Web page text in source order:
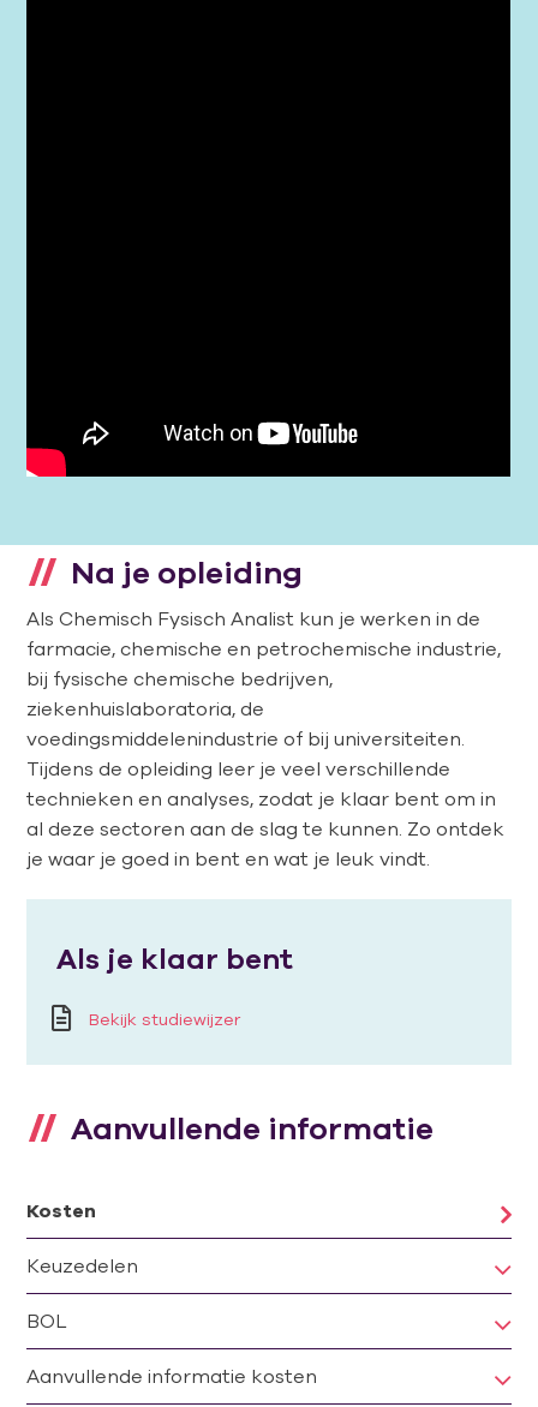
Na je opleiding
Als Chemisch Fysisch Analist kun je werken in de
farmacie, chemische en petrochemische industrie,
bij fysische chemische bedrijven,
ziekenhuislaboratoria, de
voedingsmiddelenindustrie of bij universiteiten.
Tijdens de opleiding leer je veel verschillende
technieken en analyses, zodat je klaar bent om in
al deze sectoren aan de slag te kunnen. Zo ontdek
je waar je goed in bent en wat je leuk vindt.
Als je klaar bent
Bekijk studiewijzer
Aanvullende informatie
Kosten
Keuzedelen
BOL
Aanvullende informatie kosten